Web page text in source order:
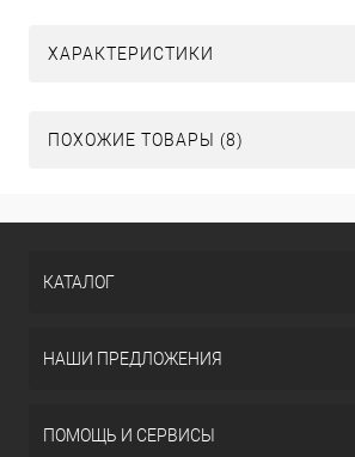
ХАРАКТЕРИСТИКИ
ПОХОЖИЕ ТОВАРЫ (8)
КАТАЛОГ
НАШИ ПРЕДЛОЖЕНИЯ
ПОМОЩЬ И СЕРВИСЫ